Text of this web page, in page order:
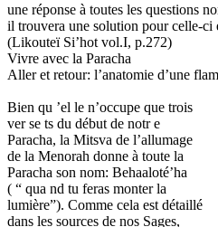
une réponse à toutes les questions
il trouvera une solution pour celle-ci
(Likouteï Si’hot vol.I, p.272)
Vivre avec la Paracha
Aller et retour: l’anatomie d’une
Bien qu ’el le n’occupe que trois
ver se ts du début de notr e
Paracha, la Mitsva de l’allumage
de la Menorah donne à toute la
Paracha son nom: Behaaloté’ha
( “ qua nd tu feras monter la
lumière”). Comme cela est détaillé
dans les sources de nos Sages,